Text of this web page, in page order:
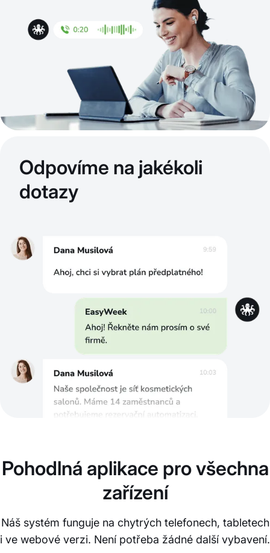
Odpovíme na jakékoli
dotazy
Pohodlná aplikace pro všechna
zařízení
Náš systém funguje na chytrých telefonech, tabletech
i ve webové verzi. Není potřeba žádné další vybavení.